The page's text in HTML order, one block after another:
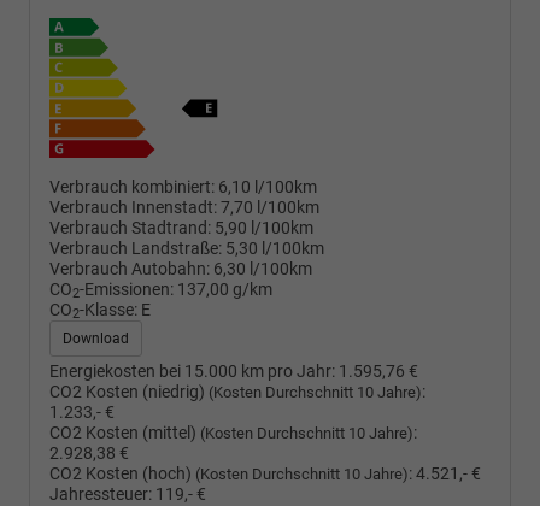
Verbrauch kombiniert: 6,10 l/100km
Verbrauch Innenstadt:7,70 l/100km
Verbrauch Stadtrand: 5,90 l/100km
Verbrauch Landstraße: 5,30 l/100km
Verbrauch Autobahn: 6,30 l/100km
CO2-Emissionen: 137,00 g/km
CO2-Klasse: E
Download
Energiekosten bei 15.000 km pro Jahr: 1.595,76 €
CO2 Kosten (niedrig) (Kosten Durchschnitt 10 Jahre):
1.233,- €
CO2 Kosten (mittel) (Kosten Durchschnitt 10 Jahre):
2.928,38 €
CO2 Kosten (hoch) (Kosten Durchschnitt 10 Jahre):4.521,- €
Jahressteuer: 119,- €